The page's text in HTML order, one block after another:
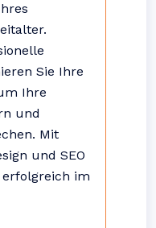
Sie Ihre
Ihre
und
Mit
und SEO
im